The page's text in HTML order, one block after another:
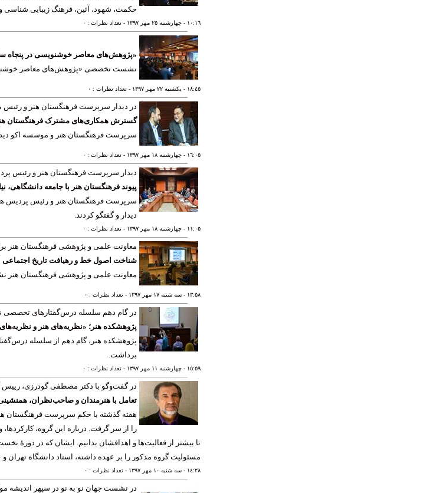
حکمت، شهود، آئین، فرهنگ زیبایی شناسی
١٠:١٦ - چهارشنبه ٢٥ مهر ١٣٩٧ - تعداد نظرات : ٠
«پژوهش‌های معاصر خوشنویسی در پنجاه
نشست تخصصی «پژوهش‌های معاصر
١٨:٤٥ - يکشنبه ٢٢ مهر ١٣٩٧ - تعداد نظرات : ٠
در دیدار سرپرست فرهنگستان هنر و
گسترش همکاری‌های مشترک فرهنگستان
سرپرست فرهنگستان هنر و موسسه اکو
١٦:٠٥ - چهارشنبه ١٨ مهر ١٣٩٧ - تعداد نظرات : ٠
دیدار سرپرست فرهنگستان هنر و رئیس
پیوند فرهنگستان هنر با جامعه دانشگاهی،
سرپرست فرهنگستان هنر و رئیس پردیس
دیدار و گفتگو کردند.
١١:٠٥ - چهارشنبه ١٨ مهر ١٣٩٧ - تعداد نظرات : ٠
معاونت علمی و پژوهشی فرهنگستان هنر
شناخت اصول خط و رهیافت تاریخ اجتماعی
معاونت علمی و پژوهشی فرهنگستان هنر نشست «هنر
١٣:٥٨ - سه شنبه ١٧ مهر ١٣٩٧ - تعداد نظرات : ٠
در گام دهم سلسله درس‌گفتارهای تخصصی
پژوهشکده هنر؛ «نظریه‌های هنر و
پژوهشکده هنر، گام دهم از سلسله
برداشت.
١٥:٥٩ - چهارشنبه ١١ مهر ١٣٩٧ - تعداد نظرات : ٠
در گفت‌و‌گو با دکتر مصطفی گودرزی،
تعامل با هنرمندان و صاحب‌نظران،
هفته گذشته با حکم سرپرست فرهنگستان
را از سر گرفت. درباره این گروه،
تا بیشتر از فعالیت‌ها و اهدافشان بدانیم. ایشان که در دورۀ
مسئولیت گروه مذکور را بر عهده داشته، استاد دانشگاه
١٤:٢٨ - سه شنبه ١٠ مهر ١٣٩٧ - تعداد نظرات : ٠
در نشست جهان نو به نو در سپهر اندیشه